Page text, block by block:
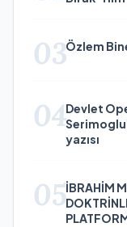
03Özlem
04Devlet
yazısı
05İBRAHİM